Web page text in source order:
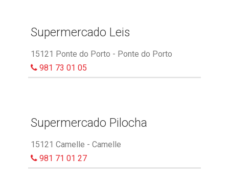
Supermercado Leis
15121 Ponte do Porto - Ponte do Porto
981 73 01 05
Supermercado Pilocha
15121 Camelle - Camelle
981 71 01 27